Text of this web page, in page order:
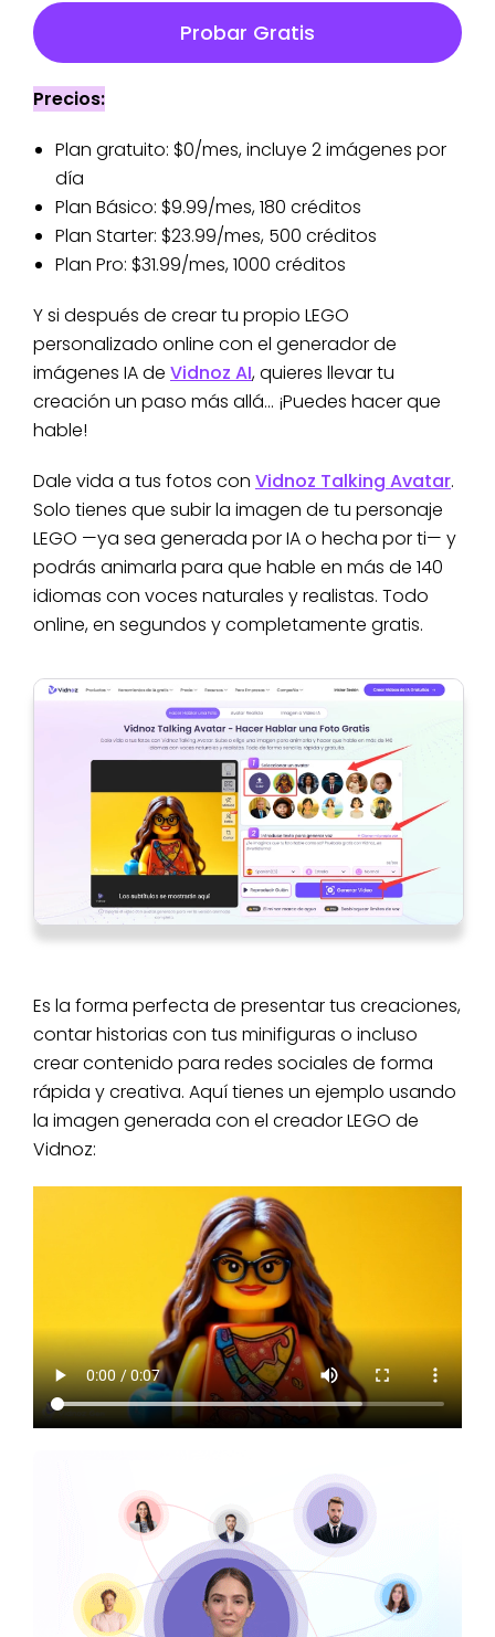
Probar Gratis
Precios:
Plan gratuito: $0/mes, incluye 2 imágenes por
día
Plan Básico: $9.99/mes, 180 créditos
Plan Starter: $23.99/mes, 500 créditos
Plan Pro: $31.99/mes, 1000 créditos
Y si después de crear tu propio LEGO
personalizado online con el generador de
imágenes IA de Vidnoz AI, quieres llevar tu
creación un paso más allá… ¡Puedes hacer que
hable!
Dale vida a tus fotos con Vidnoz Talking Avatar.
Solo tienes que subir la imagen de tu personaje
LEGO —ya sea generada por IA o hecha por ti— y
podrás animarla para que hable en más de 140
idiomas con voces naturales y realistas. Todo
online, en segundos y completamente gratis.
Es la forma perfecta de presentar tus creaciones,
contar historias con tus minifiguras o incluso
crear contenido para redes sociales de forma
rápida y creativa. Aquí tienes un ejemplo usando
la imagen generada con el creador LEGO de
Vidnoz: